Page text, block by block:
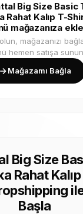
Big Size Basic
Rahat Kalıp T-
mağazanıza
mağazanızı
hemen satışa
Mağazamı Bağla
Big Size
Rahat
Başla